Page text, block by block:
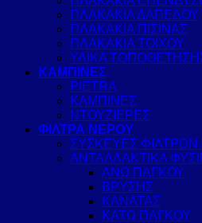
ΠΛΑΚΑΚΙΑ ΔΑΠΕΔΟΥ
ΠΛΑΚΑΚΙΑ ΠΙΣΙΝΑΣ
ΠΛΑΚΑΚΙΑ ΤΟΙΧΟΥ
ΥΛΙΚΑ
ΚΑΜΠΙΝΕΣ
PIETRA
ΚΑΜΠΙΝΕΣ
ΝΤΟΥΖΙΕΡΕΣ
ΦΙΛΤΡΑ ΝΕΡΟΥ
ΣΥΣΚΕΥΕΣ
ΑΝΤΑΛΛΑΚΤΙΚΑ
ΑΝΩ ΠΑΓΚΟΥ
ΒΡΥΣΗΣ
ΚΑΝΑΤΑΣ
ΚΑΤΩ ΠΑΓΚΟΥ